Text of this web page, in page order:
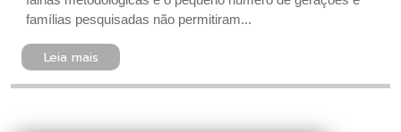
famílias pesquisadas não permitiram...
Leia mais